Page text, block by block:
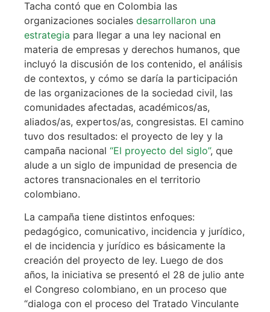
Tacha contó que en Colombia las
organizaciones sociales desarrollaron una
estrategia para llegar a una ley nacional en
materia de empresas y derechos humanos, que
incluyó la discusión de los contenido, el análisis
de contextos, y cómo se daría la participación
de las organizaciones de la sociedad civil, las
comunidades afectadas, académicos/as,
aliados/as, expertos/as, congresistas. El camino
tuvo dos resultados: el proyecto de ley y la
campaña nacional “El proyecto del siglo”, que
alude a un siglo de impunidad de presencia de
actores transnacionales en el territorio
colombiano.
La campaña tiene distintos enfoques:
pedagógico, comunicativo, incidencia y jurídico,
el de incidencia y jurídico es básicamente la
creación del proyecto de ley. Luego de dos
años, la iniciativa se presentó el 28 de julio ante
el Congreso colombiano, en un proceso que
“dialoga con el proceso del Tratado Vinculante